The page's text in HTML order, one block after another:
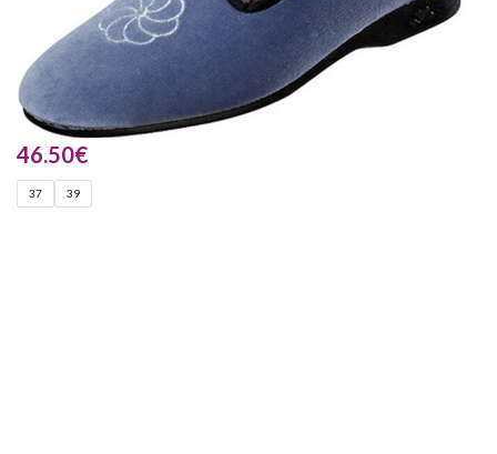
46.50€
37 39